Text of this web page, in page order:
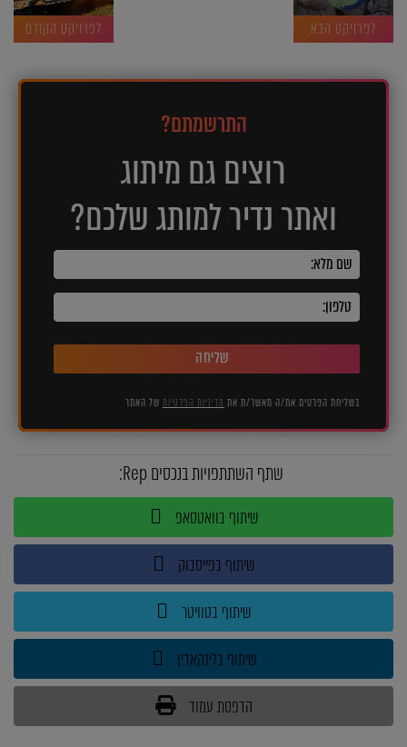
לפרויקט הבא לפרויקט הקודם
התרשמתם?
רוצים גם מיתוג
ואתר נדיר למותג שלכם?
שליחה
בשליחת הפרטים את/ה מאשר/ת את מדיניות הפרטיות של האתר
שתף השתתפויות בנכסים Rep:
שיתוף בוואטסאפ
שיתוף בפייסבוק
שיתוף בטוויטר
שיתוף בלינקאדין
הדפסת עמוד